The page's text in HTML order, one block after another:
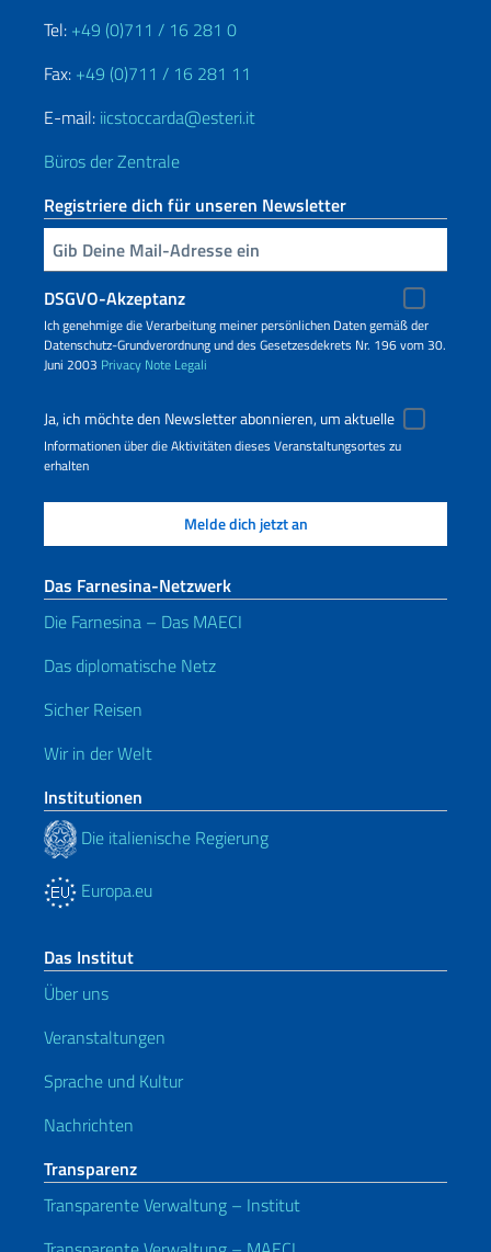
Tel: +49 (0)711 / 16 281 0
Fax: +49 (0)711 / 16 281 11
E-mail: iicstoccarda@esteri.it
Büros der Zentrale
Registriere dich für unseren Newsletter
Geben Sie Ihre E-Mail ein
DSGVO-Akzeptanz
Ich genehmige die Verarbeitung meiner persönlichen Daten gemäß der
Datenschutz-Grundverordnung und des Gesetzesdekrets Nr. 196 vom 30.
Juni 2003 Privacy Note Legali
Ja, ich möchte den Newsletter abonnieren, um aktuelle
Informationen über die Aktivitäten dieses Veranstaltungsortes zu
erhalten
Das Farnesina-Netzwerk
Die Farnesina – Das MAECI
Das diplomatische Netz
Sicher Reisen
Wir in der Welt
Institutionen
Die italienische Regierung
Europa.eu
Das Institut
Über uns
Veranstaltungen
Sprache und Kultur
Nachrichten
Transparenz
Transparente Verwaltung – Institut